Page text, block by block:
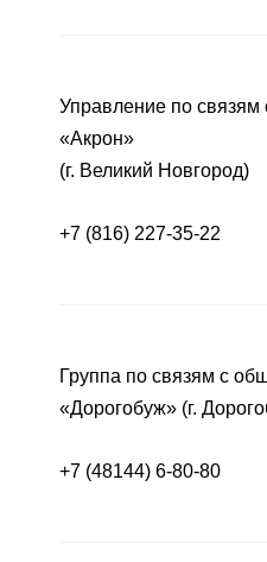
Управление по
«Акрон»
(г. Великий Новгород)
+7 (816) 227-35-22
Группа по связям с
«Дорогобуж» (г.
+7 (48144) 6-80-80